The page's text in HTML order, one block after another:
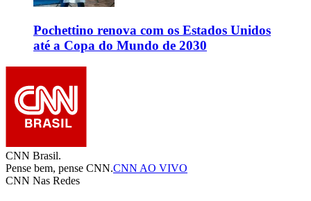
Pochettino renova com os Estados Unidos
até a Copa do Mundo de 2030
CNN Brasil.
Pense bem, pense CNN.CNN AO VIVO
CNN Nas Redes